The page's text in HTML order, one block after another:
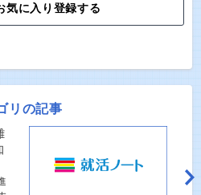
気に入り登録する
リの記事